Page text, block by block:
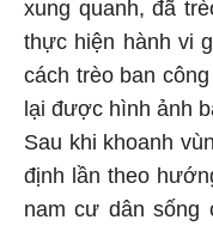
xung quanh, đã
thực hiện hành vi
cách trèo ban
lại được hình ảnh
Sau khi khoanh
định lần theo
nam cư dân sống